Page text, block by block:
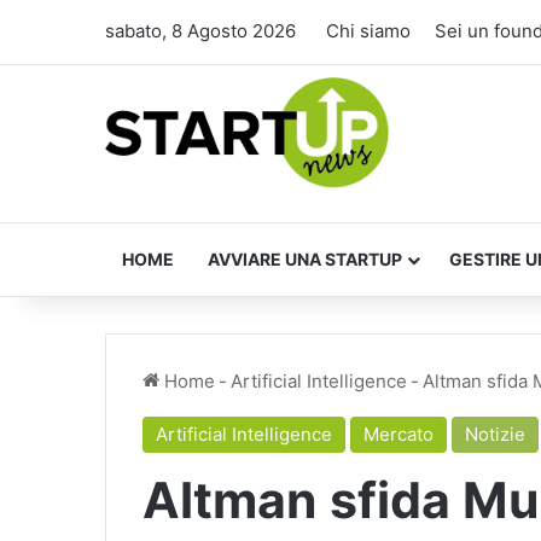
sabato, 8 Agosto 2026 Chi siamo Sei un
HOME AVVIARE UNA STARTUP GESTIRE
Home - Artificial Intelligence - Altman sfida
Artificial Intelligence Mercato Notizie
Altman sfida